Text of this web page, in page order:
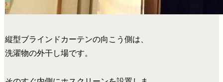
縦型ブラインドカーテンの向こう側は、
洗濯物の外干し場です。